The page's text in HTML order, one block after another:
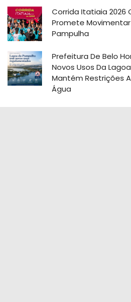
Corrida Itatiaia 2026
Promete Movimentar
Pampulha
Prefeitura De Belo
Novos Usos Da
Mantém Restrições
Água